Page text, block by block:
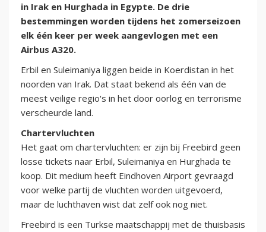
in Irak en Hurghada in Egypte. De drie
bestemmingen worden tijdens het zomerseizoen
elk één keer per week aangevlogen met een
Airbus A320.
Erbil en Suleimaniya liggen beide in Koerdistan in het
noorden van Irak. Dat staat bekend als één van de
meest veilige regio's in het door oorlog en terrorisme
verscheurde land.
Chartervluchten
Het gaat om chartervluchten: er zijn bij Freebird geen
losse tickets naar Erbil, Suleimaniya en Hurghada te
koop. Dit medium heeft Eindhoven Airport gevraagd
voor welke partij de vluchten worden uitgevoerd,
maar de luchthaven wist dat zelf ook nog niet.
Freebird is een Turkse maatschappij met de thuisbasis